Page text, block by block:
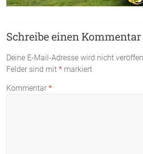
Schreibe einen Kommentar
Deine E-Mail-Adresse wird nicht
Felder sind mit* markiert
Kommentar*